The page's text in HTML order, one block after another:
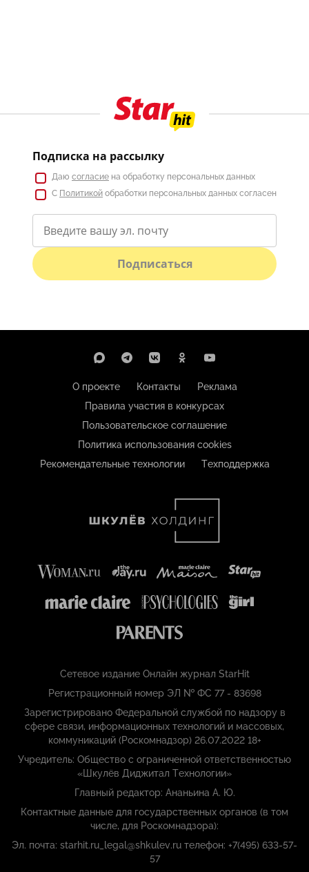
Подписка на рассылку
Даю согласие на обработку персональных данных
С Политикой обработки персональных данных согласен
Подписаться
О проекте Контакты
Реклама
Правила участия в конкурсах
Пользовательское соглашение
Политика использования cookies
Рекомендательные технологии
Техподдержка
Сетевое издание Онлайн журнал StarHit
Регистрационный номер ЭЛ № ФС 77 - 83698
Зарегистрировано Федеральной службой по надзору в
сфере связи, информационных технологий и массовых,
коммуникаций (Роскомнадзор) 26.07.2022 18+
Учредитель: Общество с ограниченной ответственностью
«Шкулёв Диджитал Технологии»
Главный редактор: Ананьина А. Ю.
Контактные данные для государственных органов (в том
числе, для Роскомнадзора):
Эл. почта: starhit.ru_legal@shkulev.ru телефон: +7(495) 633-57-
57